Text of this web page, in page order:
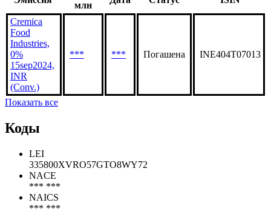
млн
Cremica
Food
Industries,
0%
15sep2024,
INR
(Conv.)
*** *** Погашена INE404T07013
Показать все
Коды
LEI
335800XVRO57GTO8WY72
NACE
*** ***
NAICS
*** ***